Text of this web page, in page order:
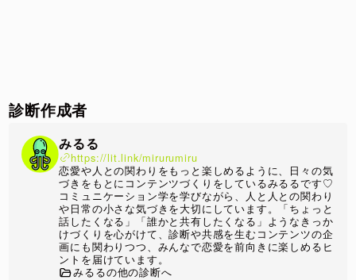
診断作成者
みるる
https://lit.link/mirurumiru
恋愛や人との関わりをもっと楽しめるように、日々の気
づきをもとにコンテンツづくりをしているみるるです♡
コミュニケーション学を学びながら、人と人との関わり
や日常の小さな気づきを大切にしています。「ちょっと
話したくなる」「誰かと共有したくなる」ようなきっか
けづくりを心がけて、診断や共感を生むコンテンツの企
画にも関わりつつ、みんなで恋愛を前向きに楽しめるヒ
ントを届けています。
みるるの他の診断へ